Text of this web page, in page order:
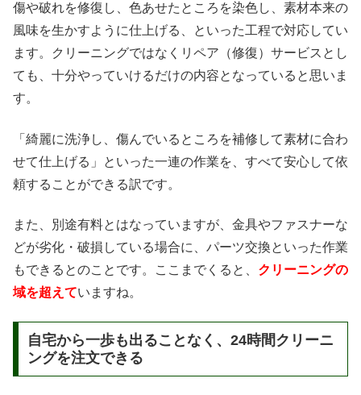
傷や破れを修復し、色あせたところを染色し、素材本来の
風味を生かすように仕上げる、といった工程で対応してい
ます。クリーニングではなくリペア（修復）サービスとし
ても、十分やっていけるだけの内容となっていると思いま
す。
「綺麗に洗浄し、傷んでいるところを補修して素材に合わ
せて仕上げる」といった一連の作業を、すべて安心して依
頼することができる訳です。
また、別途有料とはなっていますが、金具やファスナーな
どが劣化・破損している場合に、パーツ交換といった作業
もできるとのことです。ここまでくると、 クリーニングの
域を超えていますね。
自宅から一歩も出ることなく、24時間クリーニ
ングを注文できる